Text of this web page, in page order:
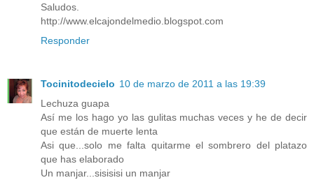
Saludos.
http://www.elcajondelmedio.blogspot.com
Responder
Tocinitodecielo 10 de marzo de 2011 a las 19:39
Lechuza guapa
Así me los hago yo las gulitas muchas veces y he de decir
que están de muerte lenta
Asi que...solo me falta quitarme el sombrero del platazo
que has elaborado
Un manjar...sisisisi un manjar